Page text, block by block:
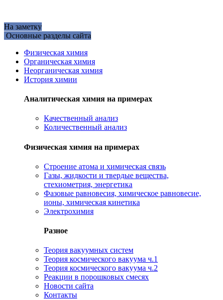
На заметку
Основные разделы сайта
Физическая химия
Органическая химия
Неорганическая химия
История химии
Аналитическая химия на примерах
Качественный анализ
Количественный анализ
Физическая химия на примерах
Cтроение атома и химическая связь
Газы, жидкости и твердые вещества,
стехиометрия, энергетика
Фазовые равновесия, химическое равновесие,
ионы, химическая кинетика
Электрохимия
Разное
Теория вакуумных систем
Теория космического вакуума ч.1
Теория космического вакуума ч.2
Реакции в порошковых смесях
Новости сайта
Контакты